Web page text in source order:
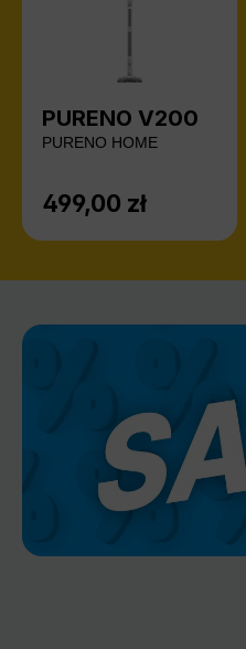
PURENO V200
PURENO HOME
Cena regularna:
499,00 zł